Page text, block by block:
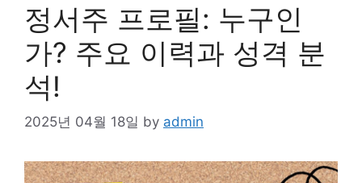
정서주 프로필: 누구인
가? 주요 이력과 성격 분
석!
2025년 04월 18일 by admin